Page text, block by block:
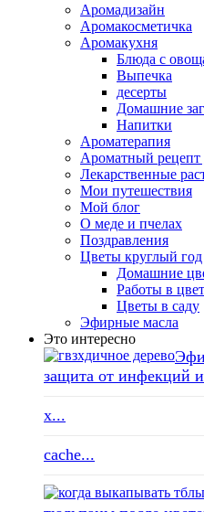
Аромадизайн
Аромакосметичка
Аромакухня
Блюда с
Выпечка
десерты
Домашние
Напитки
Ароматерапия
Ароматный рецепт
Лекарственные
Мои путешествия
Мой блог
О меде и пчелах
Поздравления
Цветы круглый год
Домашние
Работы в
Цветы в саду
Эфирные масла
Это интересно
защита от инфекций
x...
cache...